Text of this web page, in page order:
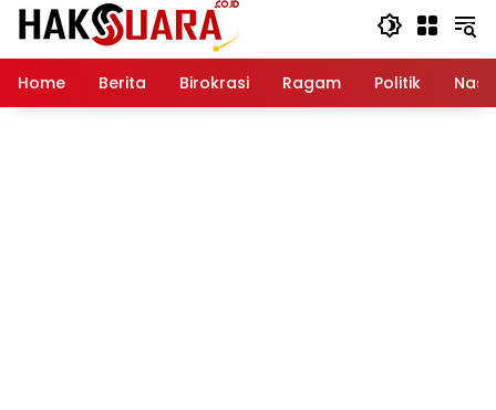
Home Berita Birokrasi Ragam Politik